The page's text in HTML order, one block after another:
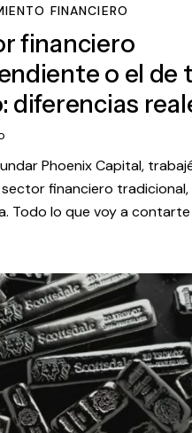
FINANCIERO
financiero
o el de
diferencias
Phoenix Capital,
sector financiero
Todo lo que voy a